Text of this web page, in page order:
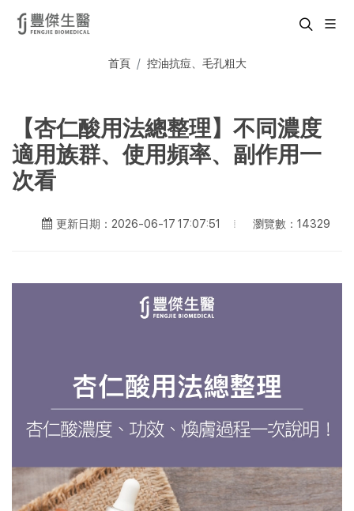
首頁 控油抗痘、毛孔粗大
【杏仁酸用法總整理】不同濃度
適用族群、使用頻率、副作用一
次看
更新日期：2026-06-17 17:07:51 瀏覽數：14329